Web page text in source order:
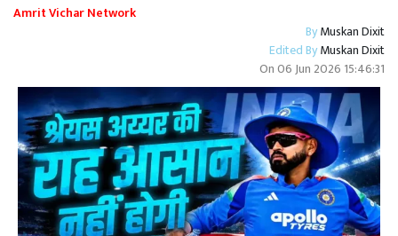
Amrit Vichar Network
ByMuskan Dixit
Edited ByMuskan Dixit
On06 Jun 2026 15:46:31